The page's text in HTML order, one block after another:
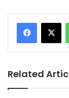
Related